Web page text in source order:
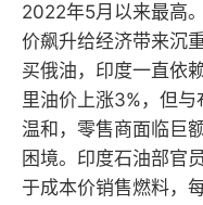
2022年5月以来最高
价飙升给经济带来沉
买俄油，印度一直依
里油价上涨3%，但
温和，零售商面临巨
困境。印度石油部官
于成本价销售燃料，